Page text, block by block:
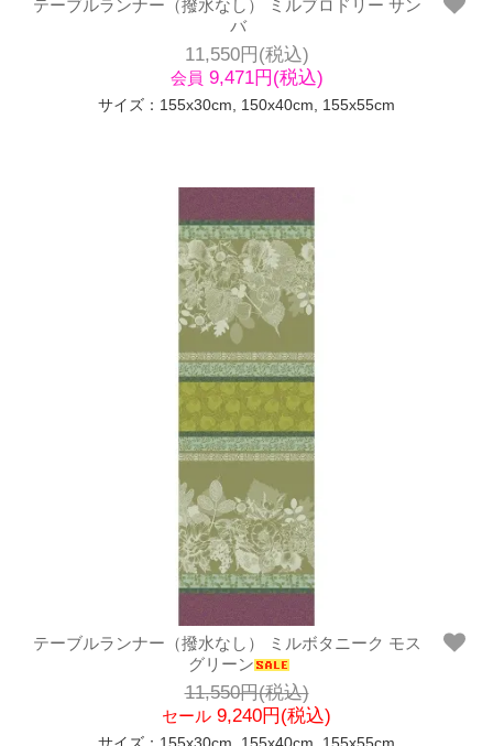
テーブルランナー（撥水なし） ミルブロドリー サン
バ
11,550円(税込)
会員 9,471円(税込)
サイズ：155x30cm, 150x40cm, 155x55cm
テーブルランナー（撥水なし） ミルボタニーク モス
グリーン
11,550円(税込)
セール 9,240円(税込)